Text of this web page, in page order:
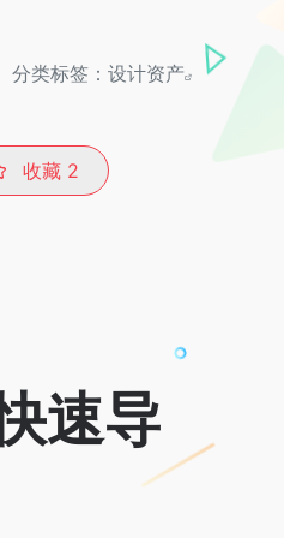
分类标签： 设计资产
收藏 2
速导